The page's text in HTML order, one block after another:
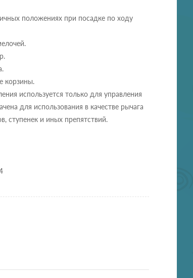
положениях при посадке по ходу
корзины.
используется только для управления
для использования в качестве рычага
ступенек и иных препятствий.